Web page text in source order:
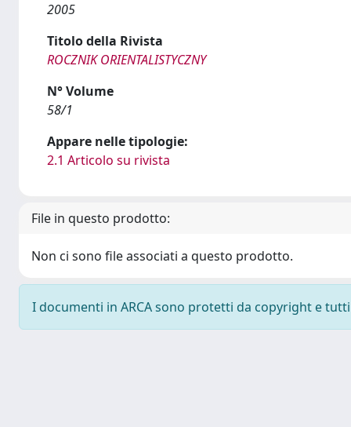
2005
Titolo della Rivista
ROCZNIK ORIENTALISTYCZNY
N° Volume
58/1
Appare nelle tipologie:
2.1 Articolo su rivista
File in questo prodotto:
Non ci sono file associati a questo prodotto.
I documenti in ARCA sono protetti da copyright e